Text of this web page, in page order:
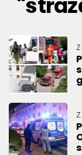
Z
Z